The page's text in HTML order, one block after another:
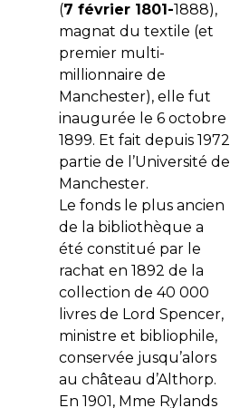
(7 février 1801-1888),
magnat du textile (et
premier multi-
millionnaire de
Manchester), elle fut
inaugurée le 6 octobre
1899. Et fait depuis 1972
partie de l’Université de
Manchester.
Le fonds le plus ancien
de la bibliothèque a
été constitué par le
rachat en 1892 de la
collection de 40 000
livres de Lord Spencer,
ministre et bibliophile,
conservée jusqu’alors
au château d’Althorp.
En 1901, Mme Rylands